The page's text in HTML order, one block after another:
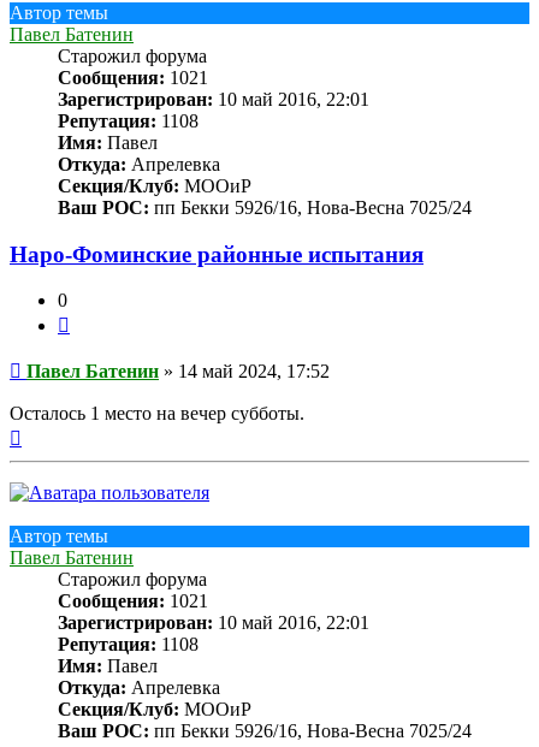
Автор темы
Павел Батенин
Старожил форума
Сообщения: 1021
Зарегистрирован: 10 май 2016, 22:01
Репутация: 1108
Имя: Павел
Откуда: Апрелевка
Секция/Клуб: МООиР
Ваш РОС: пп Бекки 5926/16, Нова-Весна 7025/24
Наро-Фоминские районные испытания
0
Сообщение
Павел Батенин » 14 май 2024, 17:52
Осталось 1 место на вечер субботы.
Автор темы
Павел Батенин
Старожил форума
Сообщения: 1021
Зарегистрирован: 10 май 2016, 22:01
Репутация: 1108
Имя: Павел
Откуда: Апрелевка
Секция/Клуб: МООиР
Ваш РОС: пп Бекки 5926/16, Нова-Весна 7025/24